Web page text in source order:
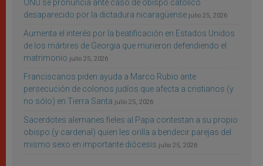
ONU se pronuncia ante caso de obispo católico
desaparecido por la dictadura nicaragüense julio 25, 2026
Aumenta el interés por la beatificación en Estados Unidos
de los mártires de Georgia que murieron defendiendo el
matrimonio julio 25, 2026
Franciscanos piden ayuda a Marco Rubio ante
persecución de colonos judíos que afecta a cristianos (y
no sólo) en Tierra Santa julio 25, 2026
Sacerdotes alemanes fieles al Papa contestan a su propio
obispo (y cardenal) quien les orilla a bendecir parejas del
mismo sexo en importante diócesis julio 25, 2026